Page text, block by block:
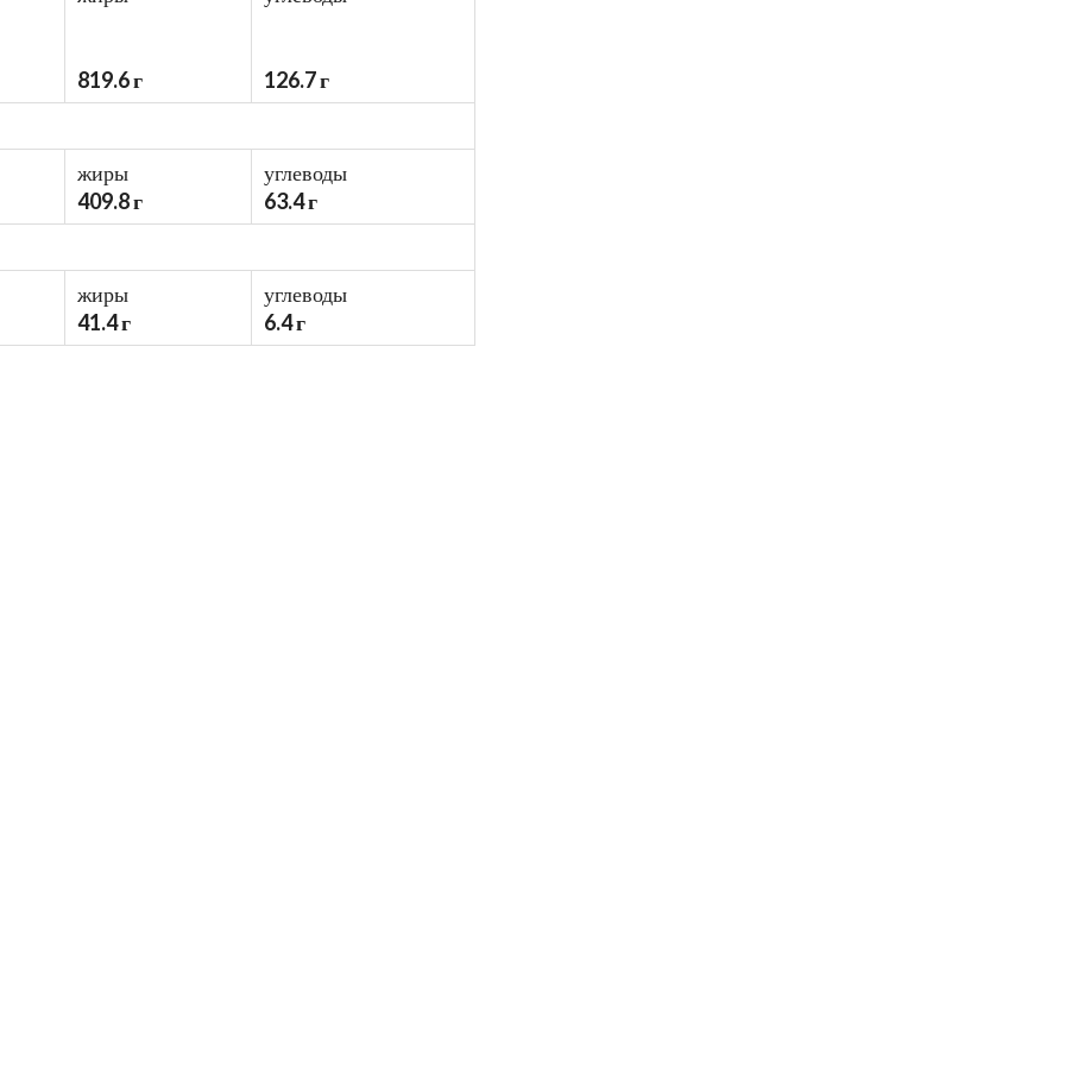
819.6 г 126.7 г
жиры
409.8 г
углеводы
63.4 г
жиры
41.4 г
углеводы
6.4 г